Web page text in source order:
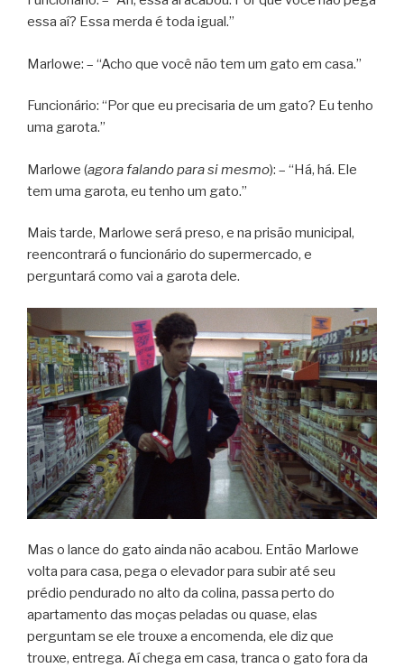
essa aí? Essa merda é toda igual.”
Marlowe: – “Acho que você não tem um gato em casa.”
Funcionário: “Por que eu precisaria de um gato? Eu tenho
uma garota.”
Marlowe (agora falando para si mesmo): – “Há, há. Ele
tem uma garota, eu tenho um gato.”
Mais tarde, Marlowe será preso, e na prisão municipal,
reencontrará o funcionário do supermercado, e
perguntará como vai a garota dele.
Mas o lance do gato ainda não acabou. Então Marlowe
volta para casa, pega o elevador para subir até seu
prédio pendurado no alto da colina, passa perto do
apartamento das moças peladas ou quase, elas
perguntam se ele trouxe a encomenda, ele diz que
trouxe, entrega. Aí chega em casa, tranca o gato fora da